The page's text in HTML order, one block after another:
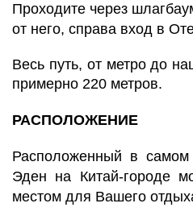
Проходите через
от него, справа вход в
Весь путь, от метро до
примерно 220 метров.
РАСПОЛОЖЕНИЕ
Расположенный в самом
Эден на Китай-городе
местом для Вашего